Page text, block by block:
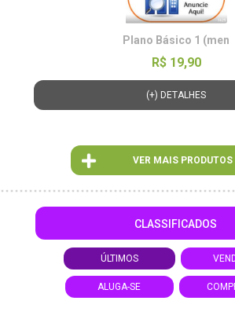
Plano Básico 1 (men
R$ 19,90
(+) DETALHES
VER MAIS PRODUTOS
CLASSIFICADOS
ÚLTIMOS
ALUGA-SE